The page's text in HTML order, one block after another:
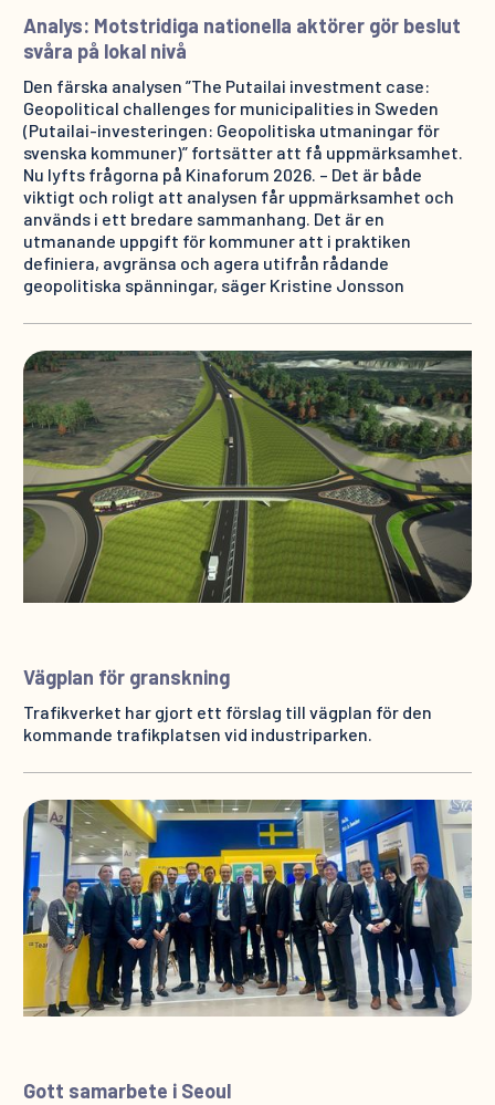
Analys: Motstridiga nationella aktörer gör beslut
svåra på lokal nivå
Den färska analysen ”The Putailai investment case:
Geopolitical challenges for municipalities in Sweden
(Putailai-investeringen: Geopolitiska utmaningar för
svenska kommuner)” fortsätter att få uppmärksamhet.
Nu lyfts frågorna på Kinaforum 2026. – Det är både
viktigt och roligt att analysen får uppmärksamhet och
används i ett bredare sammanhang. Det är en
utmanande uppgift för kommuner att i praktiken
definiera, avgränsa och agera utifrån rådande
geopolitiska spänningar, säger Kristine Jonsson
Vägplan för granskning
Trafikverket har gjort ett förslag till vägplan för den
kommande trafikplatsen vid industriparken.
Gott samarbete i Seoul